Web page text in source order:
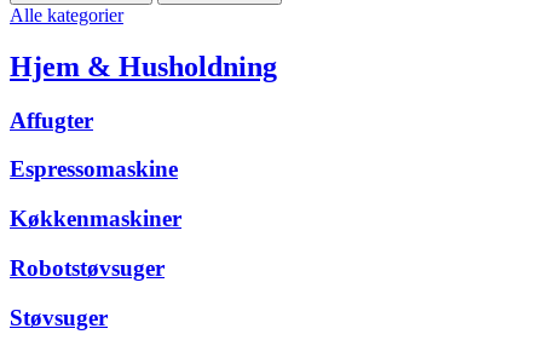
Alle kategorier
Hjem & Husholdning
Affugter
Espressomaskine
Køkkenmaskiner
Robotstøvsuger
Støvsuger